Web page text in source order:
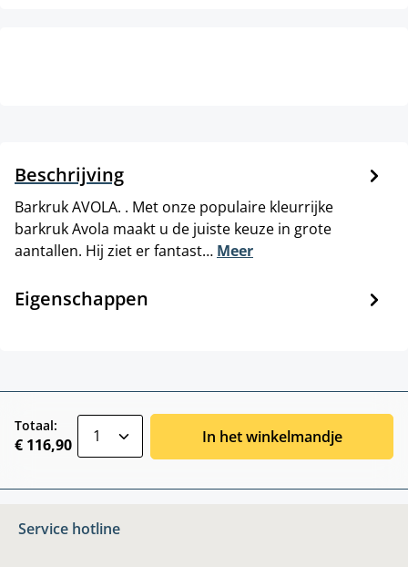
Beschrijving
Barkruk AVOLA. . Met onze populaire kleurrijke
barkruk Avola maakt u de juiste keuze in grote
aantallen. Hij ziet er fantast… Meer
Eigenschappen
Totaal:
€ 116,90 In het winkelmandje
Service hotline